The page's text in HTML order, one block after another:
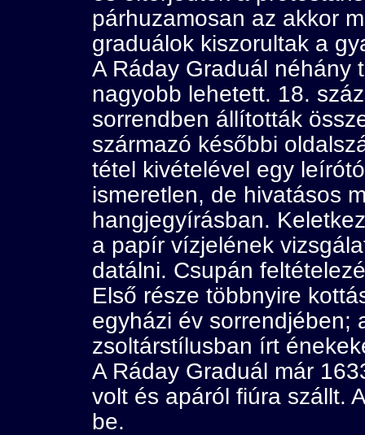
párhuzamosan az akkor
graduálok kiszorultak a
A Ráday Graduál néhány
nagyobb lehetett. 18.
sorrendben állították
származó későbbi
tétel kivételével egy
ismeretlen, de hivatásos
hangjegyírásban.
a papír vízjelének
datálni. Csupán
Első része többnyire
egyházi év sorrendjében;
zsoltárstílusban írt
A Ráday Graduál már
volt és apáról fiúra szállt.
be.